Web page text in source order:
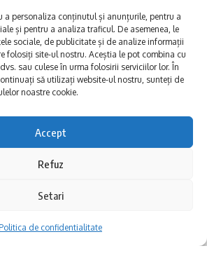
a personaliza conținutul și anunțurile, pentru a
și pentru a analiza traficul. De asemenea, le
sociale, de publicitate și de analize informații
folosiți site-ul nostru. Aceștia le pot combina cu
sau culese în urma folosirii serviciilor lor. În
să utilizați website-ul nostru, sunteți de
noastre cookie.
Accept
Refuz
Setari
Politica de confidentialitate
mari
mai
Afaceri și meșteșuguri
Actualitate